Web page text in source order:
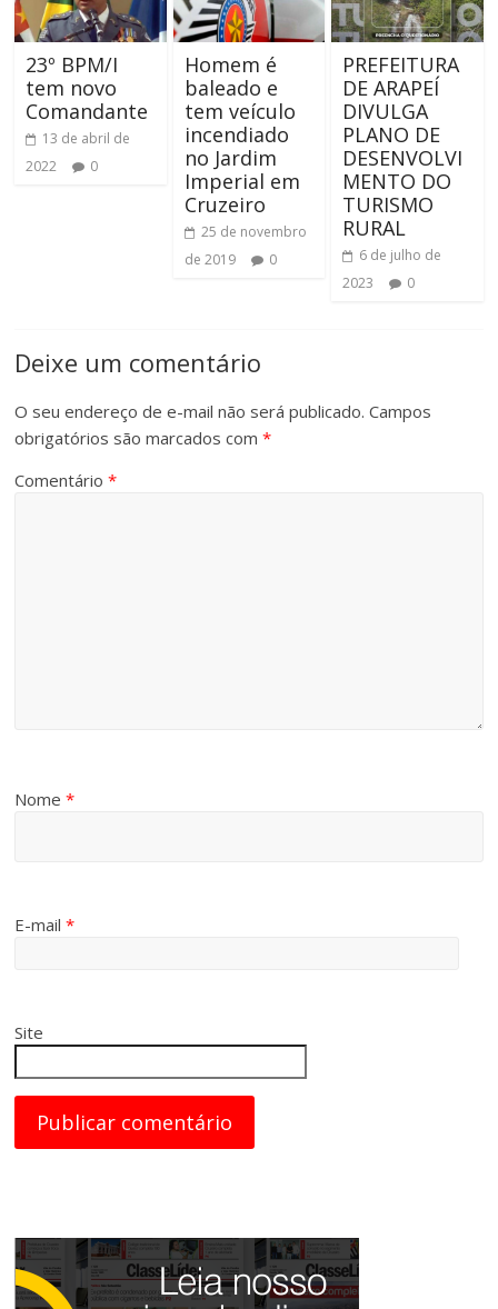
23º BPM/I
tem novo
Comandante
13 de abril de
2022
0
Homem é
baleado e
tem veículo
incendiado
no Jardim
Imperial em
Cruzeiro
25 de novembro
de 2019
0
PREFEITURA
DE ARAPEÍ
DIVULGA
PLANO DE
DESENVOLVI
MENTO DO
TURISMO
RURAL
6 de julho de
2023
0
Deixe um comentário
O seu endereço de e-mail não será publicado. Campos
obrigatórios são marcados com*
Comentário*
Nome*
E-mail*
Site